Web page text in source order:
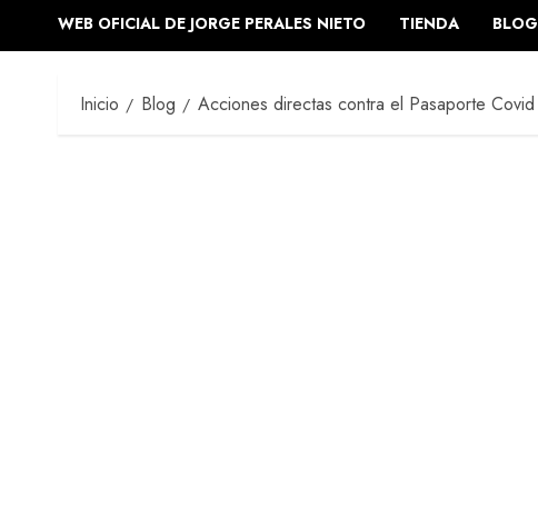
WEB OFICIAL DE JORGE PERALES NIETO TIENDA BLOG
Inicio Blog Acciones directas contra el Pasaporte Covid